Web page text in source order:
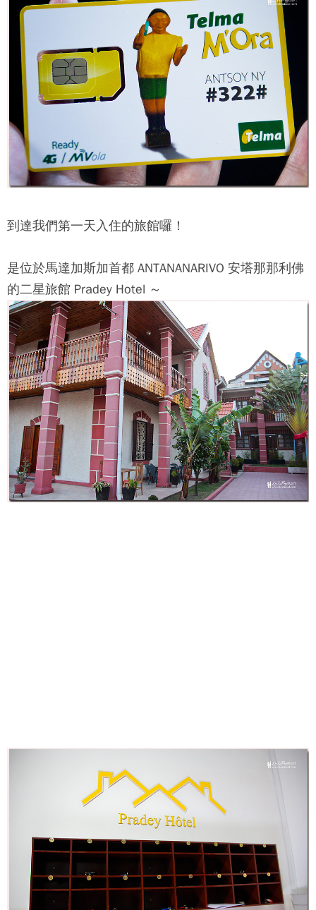
到達我們第一天入住的旅館囉！
是位於馬達加斯加首都 ANTANANARIVO 安塔那那利佛
的二星旅館 Pradey Hotel ～